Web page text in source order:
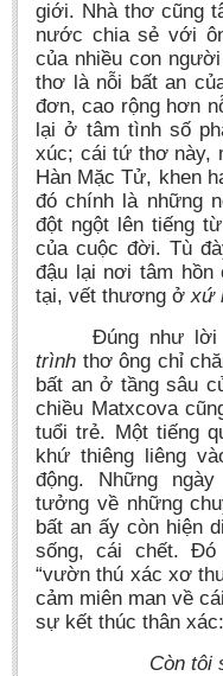
giới. Nhà thơ cũng
nước chia sẻ với
của nhiều con
thơ là nỗi bất an
đơn, cao rộng hơn
lại ở tâm tình số
xúc; cái tứ thơ này,
Hàn Mặc Tử, khen
đó chính là những
đột ngột lên tiếng
của cuộc đời. Tù
đậu lại nơi tâm
tại, vết thương ởxứ
Đúng như lời
trình thơ ông chỉ
bất an ở tầng sâu
chiều Matxcova
tuổi trẻ. Một tiếng
khứ thiêng liêng
động. Những
tưởng về những
bất an ấy còn hiện
sống, cái chết.
“vườn thú xác xơ
cảm miên man về
sự kết thúc thân xác:
Còn tôi